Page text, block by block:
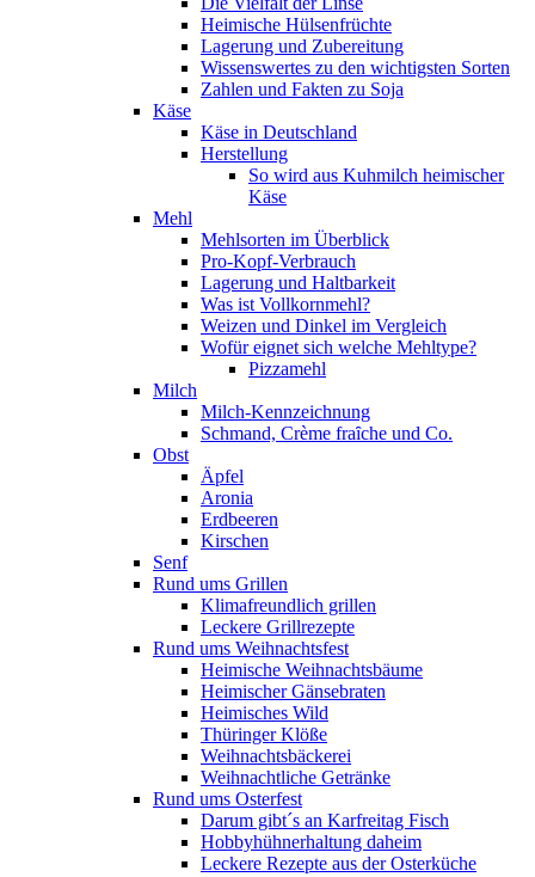
Heimische Hülsenfrüchte
Lagerung und Zubereitung
Wissenswertes zu den wichtigsten Sorten
Zahlen und Fakten zu Soja
Käse
Käse in Deutschland
Herstellung
So wird aus Kuhmilch heimischer
Käse
Mehl
Mehlsorten im Überblick
Pro-Kopf-Verbrauch
Lagerung und Haltbarkeit
Was ist Vollkornmehl?
Weizen und Dinkel im Vergleich
Wofür eignet sich welche Mehltype?
Pizzamehl
Milch
Milch-Kennzeichnung
Schmand, Crème fraȋche und Co.
Obst
Äpfel
Aronia
Erdbeeren
Kirschen
Senf
Rund ums Grillen
Klimafreundlich grillen
Leckere Grillrezepte
Rund ums Weihnachtsfest
Heimische Weihnachtsbäume
Heimischer Gänsebraten
Heimisches Wild
Thüringer Klöße
Weihnachtsbäckerei
Weihnachtliche Getränke
Rund ums Osterfest
Darum gibt´s an Karfreitag Fisch
Hobbyhühnerhaltung daheim
Leckere Rezepte aus der Osterküche